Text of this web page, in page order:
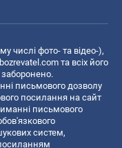
числі фото- та відео-),
та всіх його
письмового дозволу
посилання на сайт
письмового
систем,